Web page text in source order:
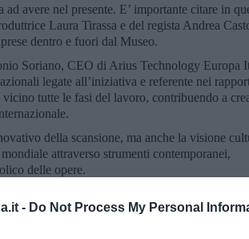
- Do Not Process My Personal
avere nel presente. E’ importante citare in
Laura Tirassa e del regista Andrea
dentro e fuori dal Museo.
Soriano, CEO di Arius Technology Europa
legate all’iniziativa e referente nei
tutte le fasi del lavoro, contribuendo a
della scansione, ma anche la visione
attraverso strumenti contemporanei,
delle opere.
e alcuni dei luoghi più identitari della città,
Sansepolcro nel panorama culturale